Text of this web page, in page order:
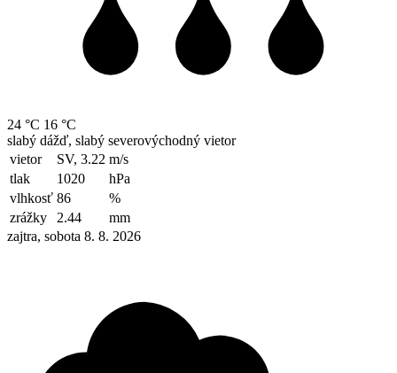
24 °C 16 °C
slabý dážď, slabý severovýchodný vietor
vietor
SV, 3.22 m/s
tlak
1020
hPa
vlhkosť 86
%
zrážky
2.44
mm
zajtra, sobota 8. 8. 2026